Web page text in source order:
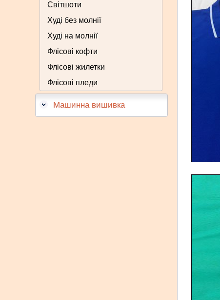
Світшоти
Худі без молнії
Худі на молнії
Флісові кофти
Флісові жилетки
Флісові пледи
Машинна вишивка